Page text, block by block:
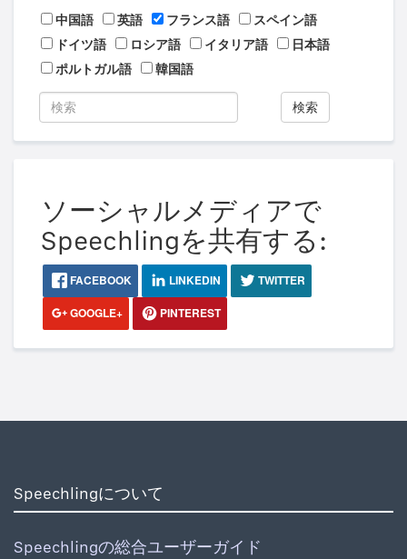
中国語
英語 フランス語
スペイン語
ドイツ語
ロシア語 イタリア語
日本語
ポルトガル語
韓国語
検索
ソーシャルメディアで
Speechlingを共有する:
FACEBOOK LINKEDIN
TWITTER
GOOGLE+
PINTEREST
Speechlingについて
Speechlingの総合ユーザーガイド